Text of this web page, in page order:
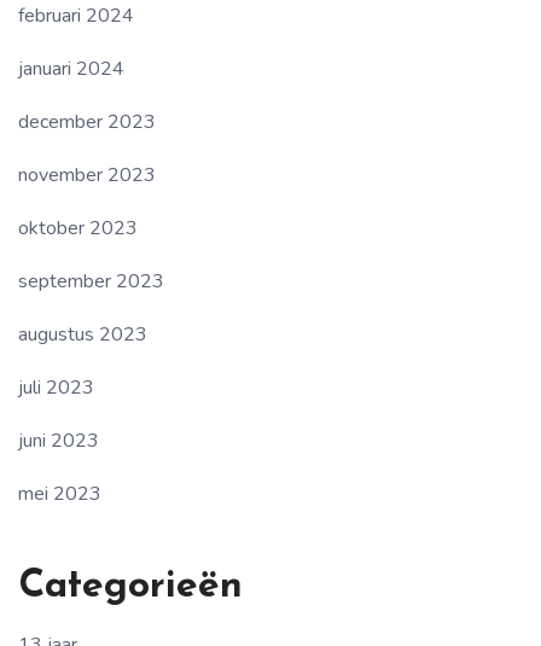
februari 2024
januari 2024
december 2023
november 2023
oktober 2023
september 2023
augustus 2023
juli 2023
juni 2023
mei 2023
Categorieën